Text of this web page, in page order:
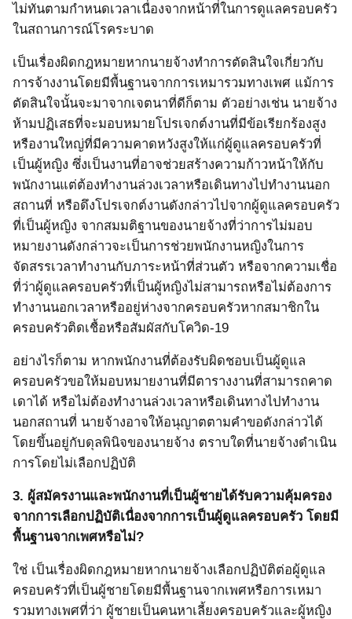
ไม่ทันตามกำหนดเวลาเนื่องจากหน้าที่ในการดูแลครอบครัว
ในสถานการณ์โรคระบาด
เป็นเรื่องผิดกฎหมายหากนายจ้างทำการตัดสินใจเกี่ยวกับ
การจ้างงานโดยมีพื้นฐานจากการเหมารวมทางเพศ แม้การ
ตัดสินใจนั้นจะมาจากเจตนาที่ดีก็ตาม ตัวอย่างเช่น นายจ้าง
ห้ามปฏิเสธที่จะมอบหมายโปรเจกต์งานที่มีข้อเรียกร้องสูง
หรืองานใหญ่ที่มีความคาดหวังสูงให้แก่ผู้ดูแลครอบครัวที่
เป็นผู้หญิง ซึ่งเป็นงานที่อาจช่วยสร้างความก้าวหน้าให้กับ
พนักงานแต่ต้องทำงานล่วงเวลาหรือเดินทางไปทำงานนอก
สถานที่ หรือดึงโปรเจกต์งานดังกล่าวไปจากผู้ดูแลครอบครัว
ที่เป็นผู้หญิง จากสมมติฐานของนายจ้างที่ว่าการไม่มอบ
หมายงานดังกล่าวจะเป็นการช่วยพนักงานหญิงในการ
จัดสรรเวลาทำงานกับภาระหน้าที่ส่วนตัว หรือจากความเชื่อ
ที่ว่าผู้ดูแลครอบครัวที่เป็นผู้หญิงไม่สามารถหรือไม่ต้องการ
ทำงานนอกเวลาหรืออยู่ห่างจากครอบครัวหากสมาชิกใน
ครอบครัวติดเชื้อหรือสัมผัสกับโควิด-19
อย่างไรก็ตาม หากพนักงานที่ต้องรับผิดชอบเป็นผู้ดูแล
ครอบครัวขอให้มอบหมายงานที่มีตารางงานที่สามารถคาด
เดาได้ หรือไม่ต้องทำงานล่วงเวลาหรือเดินทางไปทำงาน
นอกสถานที่ นายจ้างอาจให้อนุญาตตามคำขอดังกล่าวได้
โดยขึ้นอยู่กับดุลพินิจของนายจ้าง ตราบใดที่นายจ้างดำเนิน
การโดยไม่เลือกปฏิบัติ
3. ผู้สมัครงานและพนักงานที่เป็นผู้ชายได้รับความคุ้มครอง
จากการเลือกปฏิบัติเนื่องจากการเป็นผู้ดูแลครอบครัว โดยมี
พื้นฐานจากเพศหรือไม่?
ใช่ เป็นเรื่องผิดกฎหมายหากนายจ้างเลือกปฏิบัติต่อผู้ดูแล
ครอบครัวที่เป็นผู้ชายโดยมีพื้นฐานจากเพศหรือการเหมา
รวมทางเพศที่ว่า ผู้ชายเป็นคนหาเลี้ยงครอบครัวและผู้หญิง